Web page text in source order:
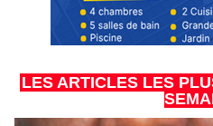
LES ARTICLES LES